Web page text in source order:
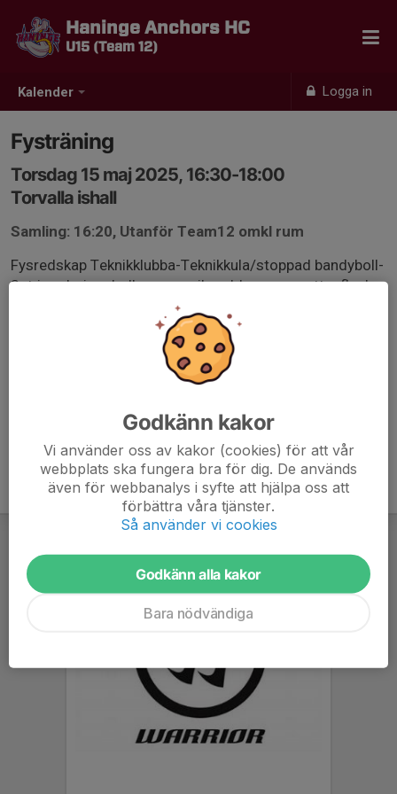
Kalender Logga in
Haninge Anchors HC
U15 (Team 12)
Fysträning
Torsdag 15 maj 2025, 16:30-18:00
Torvalla ishall
Samling: 16:20, Utanför Team12 omkl rum
Fysredskap Teknikklubba-Teknikkula/stoppad bandyboll-
3st jongleringsbollar-gummiband-hopprep-vattenflaska
Godkänn kakor
Vi använder oss av kakor (cookies) för att vår
webbplats ska fungera bra för dig. De används
även för webbanalys i syfte att hjälpa oss att
förbättra våra tjänster.
Så använder vi cookies
Godkänn alla kakor
Bara nödvändiga